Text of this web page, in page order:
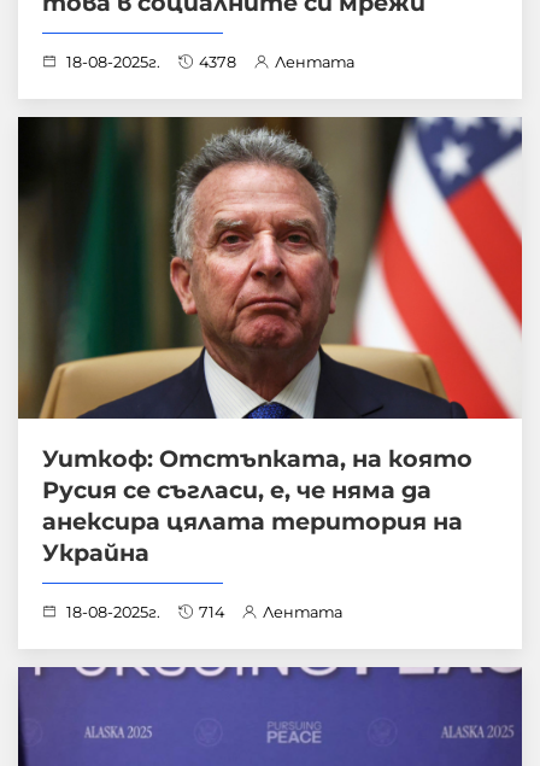
18-08-2025г. 4378 Лентата
Уиткоф: Отстъпката, на която
Русия се съгласи, е, че няма да
анексира цялата територия на
Украйна
18-08-2025г. 714 Лентата